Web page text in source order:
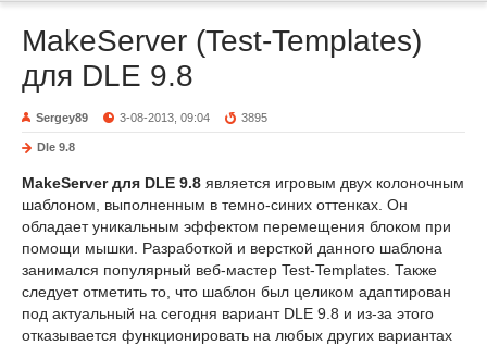
MakeServer (Test-Templates)
для DLE 9.8
Sergey89 3-08-2013, 09:04 3895
Dle 9.8
MakeServer для DLE 9.8 является игровым двух колоночным
шаблоном, выполненным в темно-синих оттенках. Он
обладает уникальным эффектом перемещения блоком при
помощи мышки. Разработкой и версткой данного шаблона
занимался популярный веб-мастер Test-Templates. Также
следует отметить то, что шаблон был целиком адаптирован
под актуальный на сегодня вариант DLE 9.8 и из-за этого
отказывается функционировать на любых других вариантах